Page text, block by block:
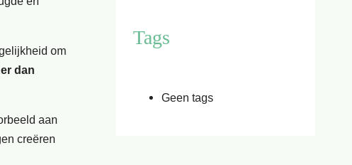
om
dan
aan
creëren
Tags
Geen tags